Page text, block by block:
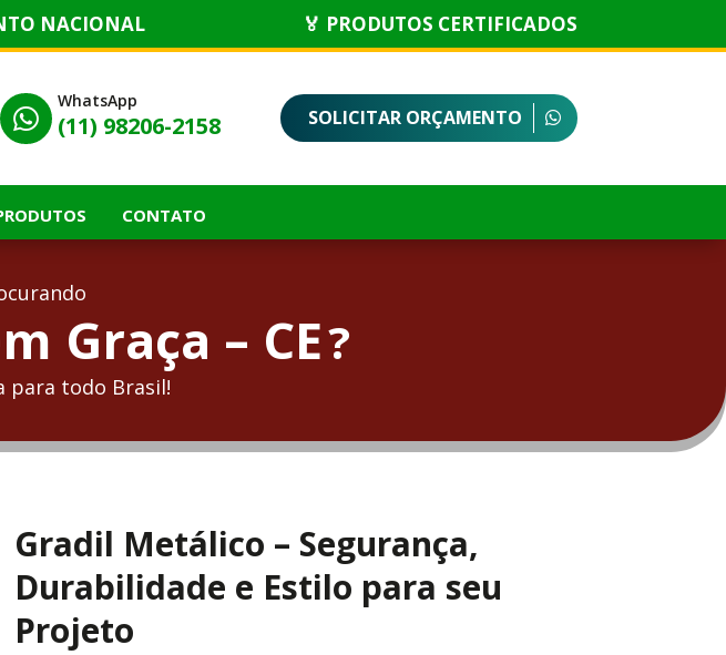
NACIONAL 🏅 PRODUTOS CERTIFICADOS

WhatsApp
(11) 98206-2158 SOLICITAR ORÇAMENTO
CONTATO
Graça – CE?
para todo Brasil!
Gradil Metálico – Segurança,
Durabilidade e Estilo para seu
Projeto